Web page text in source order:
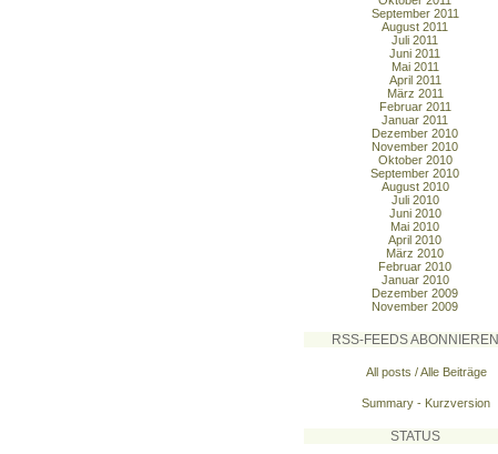
September 2011
August 2011
Juli 2011
Juni 2011
Mai 2011
April 2011
März 2011
Februar 2011
Januar 2011
Dezember 2010
November 2010
Oktober 2010
September 2010
August 2010
Juli 2010
Juni 2010
Mai 2010
April 2010
März 2010
Februar 2010
Januar 2010
Dezember 2009
November 2009
RSS-FEEDS ABONNIEREN
All posts / Alle Beiträge
Summary - Kurzversion
STATUS